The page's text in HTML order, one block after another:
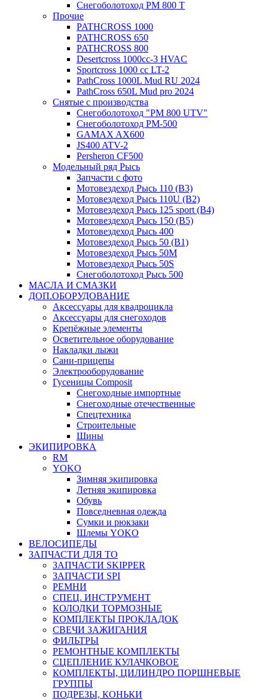
Снегоболотоход РМ 800 Т
Прочие
PATHCROSS 1000
PATHCROSS 650
PATHCROSS 800
Desertcross 1000cc-3 HVAC
Sportcross 1000 cc LT-2
PathCross 1000L Mud RU 2024
PathCross 650L Mud pro 2024
Снятые с производства
Снегоболотоход "РМ 800 UTV"
Снегоболотоход РМ-500
GAMAX AX600
JS400 ATV-2
Persheron CF500
Модельный ряд Рысь
Запчасти с фото
Мотовездеход Рысь 110 (B3)
Мотовездеход Рысь 110U (B2)
Мотовездеход Рысь 125 sport (B4)
Мотовездеход Рысь 150 (B5)
Мотовездеход Рысь 400
Мотовездеход Рысь 50 (B1)
Мотовездеход Рысь 50M
Мотовездеход Рысь 50S
Снегоболотоход Рысь 500
МАСЛА И СМАЗКИ
ДОП.ОБОРУДОВАНИЕ
Аксессуары для квадроцикла
Аксессуары для снегоходов
Крепёжные элементы
Осветительное оборудование
Накладки лыжи
Сани-прицепы
Электрооборудование
Гусеницы Composit
Снегоходные импортные
Снегоходные отечественные
Спецтехника
Строительные
Шины
ЭКИПИРОВКА
RM
YOKO
Зимняя экипировка
Летняя экипировка
Обувь
Повседневная одежда
Сумки и рюкзаки
Шлемы YOKO
ВЕЛОСИПЕДЫ
ЗАПЧАСТИ ДЛЯ ТО
ЗАПЧАСТИ SKIPPER
ЗАПЧАСТИ SPI
РЕМНИ
СПЕЦ. ИНСТРУМЕНТ
КОЛОДКИ ТОРМОЗНЫЕ
КОМПЛЕКТЫ ПРОКЛАДОК
СВЕЧИ ЗАЖИГАНИЯ
ФИЛЬТРЫ
РЕМОНТНЫЕ КОМПЛЕКТЫ
СЦЕПЛЕНИЕ КУЛАЧКОВОЕ
КОМПЛЕКТЫ, ЦИЛИНДРО ПОРШНЕВЫЕ
ГРУППЫ
ПОДРЕЗЫ, КОНЬКИ